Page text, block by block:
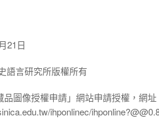
21日
語言研究所版權所有
圖像授權申請」網站申請授權，網址
ihponlinec/